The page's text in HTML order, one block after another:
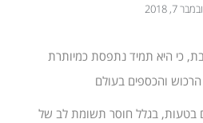
7, 2018
כי היא תמיד נתפסת כמיותרת
הרכוש והכספים בעולם
בטעות, בגלל חוסר תשומת לב של